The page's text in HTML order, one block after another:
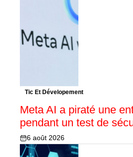
Tic Et Dévelopement
Meta AI a piraté une
pendant un test de
6 août 2026